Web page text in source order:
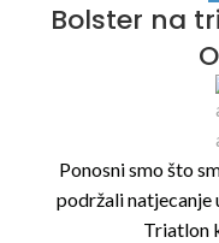
Bolster na
Ponosni smo što
podržali natjecanje
Triatlon